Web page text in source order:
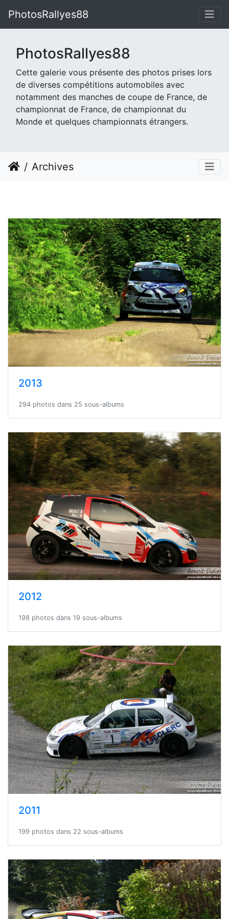
PhotosRallyes88
PhotosRallyes88
Cette galerie vous présente des photos prises lors
de diverses compétitions automobiles avec
notamment des manches de coupe de France, de
championnat de France, de championnat du
Monde et quelques championnats étrangers.
Archives
2013
294 photos dans 25 sous-albums
2012
198 photos dans 19 sous-albums
2011
199 photos dans 22 sous-albums